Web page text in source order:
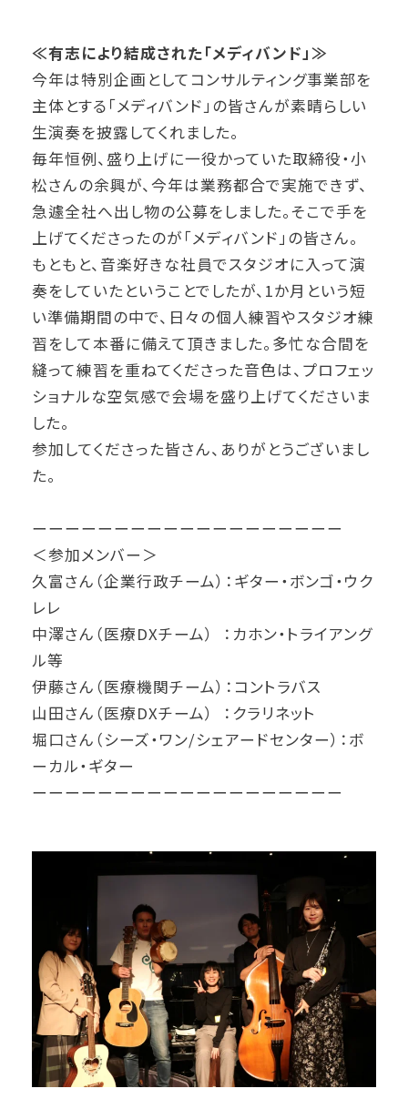
≪有志により結成された「メディバンド」≫
今年は特別企画としてコンサルティング事業部を
主体とする「メディバンド」の皆さんが素晴らしい
生演奏を披露してくれました。
毎年恒例、盛り上げに一役かっていた取締役・小
松さんの余興が、今年は業務都合で実施できず、
急遽全社へ出し物の公募をしました。そこで手を
上げてくださったのが「メディバンド」の皆さん。
もともと、音楽好きな社員でスタジオに入って演
奏をしていたということでしたが、1か月という短
い準備期間の中で、日々の個人練習やスタジオ練
習をして本番に備えて頂きました。多忙な合間を
縫って練習を重ねてくださった音色は、プロフェッ
ショナルな空気感で会場を盛り上げてくださいま
した。
参加してくださった皆さん、ありがとうございまし
た。
ーーーーーーーーーーーーーーーーーーー
＜参加メンバー＞
久富さん（企業行政チーム）：ギター・ボンゴ・ウク
レレ
中澤さん（医療DXチーム） ：カホン・トライアング
ル等
伊藤さん（医療機関チーム）：コントラバス
山田さん（医療DXチーム） ：クラリネット
堀口さん（シーズ・ワン/シェアードセンター）：ボ
ーカル・ギター
ーーーーーーーーーーーーーーーーーーー